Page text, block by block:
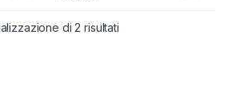
di 2 risultatiPopolarità